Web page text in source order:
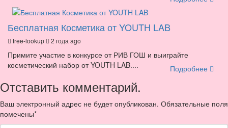
Бесплатная Косметика от YOUTH LAB
free-lookup 2 года ago
Примите участие в конкурсе от РИВ ГОШ и выиграйте
косметический набор от YOUTH LAB....
Подробнее
Отставить комментарий.
Ваш электронный адрес не будет опубликован. Обязательные поля
помечены*